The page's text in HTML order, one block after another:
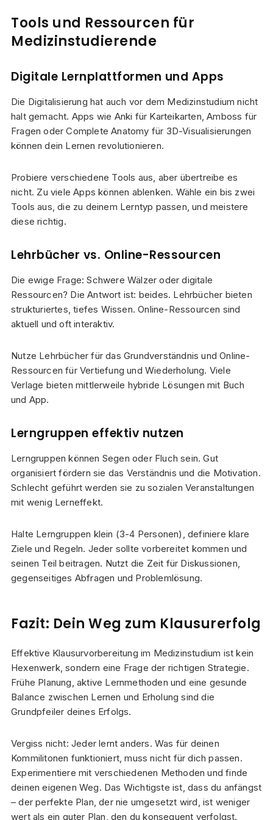
Tools und Ressourcen für
Medizinstudierende
Digitale Lernplattformen und Apps
Die Digitalisierung hat auch vor dem Medizinstudium nicht
halt gemacht. Apps wie Anki für Karteikarten, Amboss für
Fragen oder Complete Anatomy für 3D-Visualisierungen
können dein Lernen revolutionieren.
Probiere verschiedene Tools aus, aber übertreibe es
nicht. Zu viele Apps können ablenken. Wähle ein bis zwei
Tools aus, die zu deinem Lerntyp passen, und meistere
diese richtig.
Lehrbücher vs. Online-Ressourcen
Die ewige Frage: Schwere Wälzer oder digitale
Ressourcen? Die Antwort ist: beides. Lehrbücher bieten
strukturiertes, tiefes Wissen. Online-Ressourcen sind
aktuell und oft interaktiv.
Nutze Lehrbücher für das Grundverständnis und Online-
Ressourcen für Vertiefung und Wiederholung. Viele
Verlage bieten mittlerweile hybride Lösungen mit Buch
und App.
Lerngruppen effektiv nutzen
Lerngruppen können Segen oder Fluch sein. Gut
organisiert fördern sie das Verständnis und die Motivation.
Schlecht geführt werden sie zu sozialen Veranstaltungen
mit wenig Lerneffekt.
Halte Lerngruppen klein (3-4 Personen), definiere klare
Ziele und Regeln. Jeder sollte vorbereitet kommen und
seinen Teil beitragen. Nutzt die Zeit für Diskussionen,
gegenseitiges Abfragen und Problemlösung.
Fazit: Dein Weg zum Klausurerfolg
Effektive Klausurvorbereitung im Medizinstudium ist kein
Hexenwerk, sondern eine Frage der richtigen Strategie.
Frühe Planung, aktive Lernmethoden und eine gesunde
Balance zwischen Lernen und Erholung sind die
Grundpfeiler deines Erfolgs.
Vergiss nicht: Jeder lernt anders. Was für deinen
Kommilitonen funktioniert, muss nicht für dich passen.
Experimentiere mit verschiedenen Methoden und finde
deinen eigenen Weg. Das Wichtigste ist, dass du anfängst
– der perfekte Plan, der nie umgesetzt wird, ist weniger
wert als ein guter Plan, den du konsequent verfolgst.